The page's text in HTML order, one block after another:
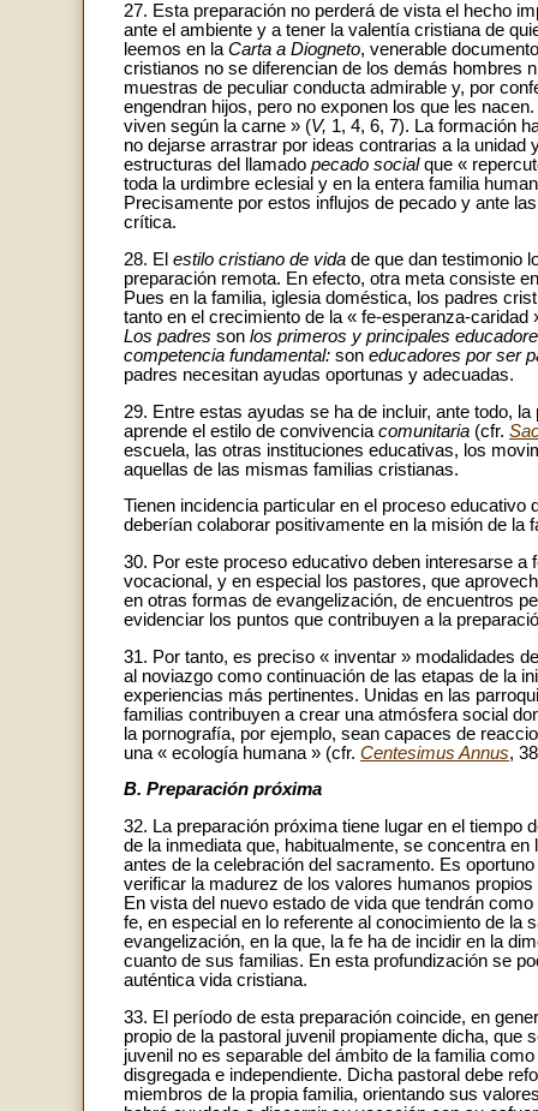
27. Esta preparación no perderá de vista el hecho
ante el ambiente y a tener la valentía cristiana de
leemos en laCarta a Diogneto, venerable
cristianos no se diferencian de los demás hombres
muestras de peculiar conducta admirable y, por
engendran hijos, pero no exponen los que les
viven según la carne » (V, 1, 4, 6, 7). La formación
no dejarse arrastrar por ideas contrarias a la
estructuras del llamado pecado socialque «
toda la urdimbre eclesial y en la entera familia
Precisamente por estos influjos de pecado y ante
crítica.
28. El estilo cristiano de vida de que dan testimonio
preparación remota. En efecto, otra meta consiste
Pues en la familia, iglesia doméstica, los padres
tanto en el crecimiento de la « fe-esperanza-
Los padres son los primeros y principales
competencia fundamental: son educadores por ser
padres necesitan ayudas oportunas y adecuadas.
29. Entre estas ayudas se ha de incluir, ante todo,
aprende el estilo de convivencia comunitaria (cfr.
escuela, las otras instituciones educativas, los
aquellas de las mismas familias cristianas.
Tienen incidencia particular en el proceso
deberían colaborar positivamente en la misión de la
30. Por este proceso educativo deben interesarse
vocacional, y en especial los pastores, que
en otras formas de evangelización, de encuentros
evidenciar los puntos que contribuyen a la
31. Por tanto, es preciso « inventar » modalidades
al noviazgo como continuación de las etapas de la
experiencias más pertinentes. Unidas en las
familias contribuyen a crear una atmósfera social
la pornografía, por ejemplo, sean capaces de
una « ecología humana » (cfr. Centesimus Annus,
B. Preparación próxima
32. La preparación próxima tiene lugar en el
de la inmediata que, habitualmente, se concentra
antes de la celebración del sacramento. Es
verificar la madurez de los valores humanos
En vista del nuevo estado de vida que tendrán
fe, en especial en lo referente al conocimiento de la
evangelización, en la que, la fe ha de incidir en la
cuanto de sus familias. En esta profundización se
auténtica vida cristiana.
33. El período de esta preparación coincide, en
propio de la pastoral juvenil propiamente dicha, que
juvenil no es separable del ámbito de la familia
disgregada e independiente. Dicha pastoral debe
miembros de la propia familia, orientando sus